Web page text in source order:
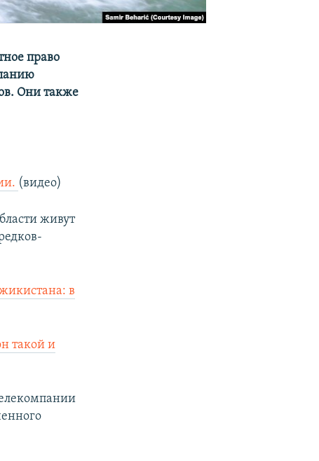
право
Они также
(видео)
живут
в
такой и